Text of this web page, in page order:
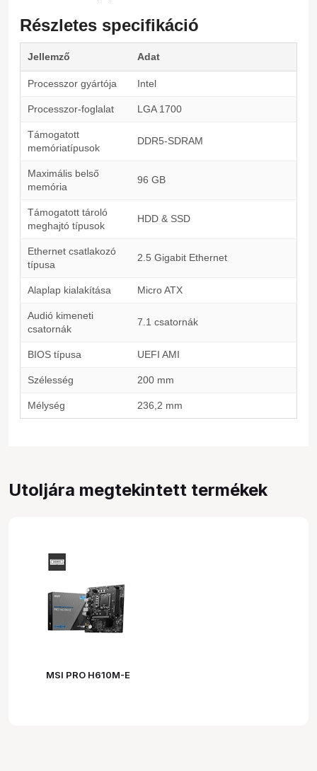
Részletes specifikáció
Jellemző Adat
Processzor gyártója Intel
Processzor-foglalat LGA 1700
Támogatott
memóriatípusok
DDR5-SDRAM
Maximális belső
memória
96 GB
Támogatott tároló
meghajtó típusok
HDD & SSD
Ethernet csatlakozó
típusa
2.5 Gigabit Ethernet
Alaplap kialakítása Micro ATX
Audió kimeneti
csatornák
7.1 csatornák
BIOS típusa UEFI AMI
Szélesség 200 mm
Mélység 236,2 mm
Utoljára megtekintett termékek
MSI PRO H610M-E